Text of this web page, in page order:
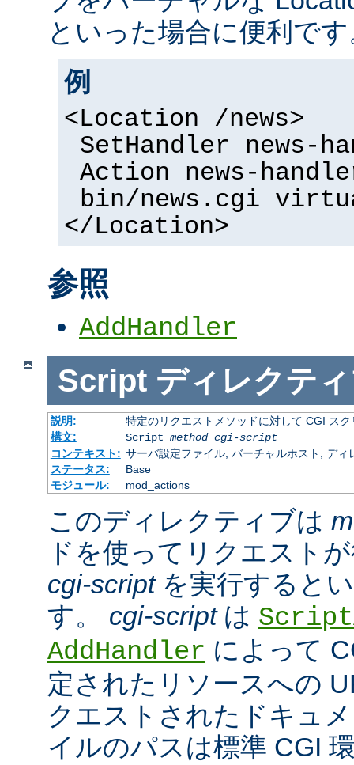
といった場合に便利で
例
<Location /news>
SetHandler news-
Action news-
bin/news.cgi
</Location>
参照
AddHandler
Script ディレクテ
説明:
特定のリクエストメソッドに対して CGI ス
構文:
Script method cgi-script
コンテキスト: サーバ設定ファイル, バーチャルホスト, ディ
ステータス:
Base
モジュール:
mod_actions
このディレクティブは
ドを使ってリクエスト
cgi-scriptを実行すると
す。 cgi-scriptは
AddHandler によって
定されたリソースへの
クエストされたドキュ
イルのパスは標準 CGI